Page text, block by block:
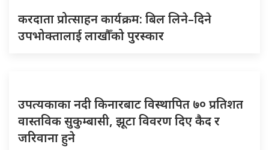
करदाता प्रोत्साहन कार्यक्रम: बिल लिने–दिने
उपभोक्तालाई लाखौँको पुरस्कार
उपत्यकाका नदी किनारबाट विस्थापित ७० प्रतिशत
वास्तविक सुकुम्बासी, झूटा विवरण दिए कैद र
जरिवाना हुने